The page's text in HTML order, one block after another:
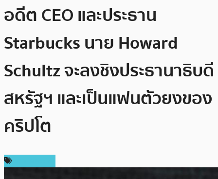
อดีต CEO และประธาน
Starbucks นาย Howard
Schultz จะลงชิงประธานาธิบดี
สหรัฐฯ และเป็นแฟนตัวยงของ
คริปโต